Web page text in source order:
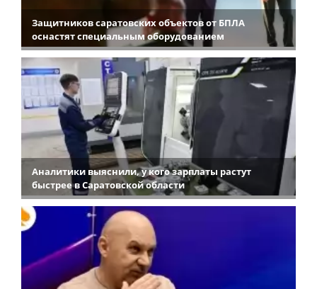
Защитников саратовских объектов от БПЛА
оснастят специальным оборудованием
Аналитики выяснили, у кого зарплаты растут
быстрее в Саратовской области